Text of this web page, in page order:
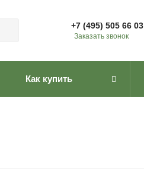
+7 (495) 505 66 03
Заказать звонок
Как купить